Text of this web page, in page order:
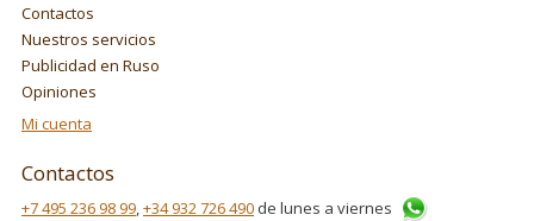
Contactos
Nuestros servicios
Publicidad en Ruso
Opiniones
Mi cuenta
Contactos
+7 495 236 98 99,+34 932 726 490 de lunes a viernes